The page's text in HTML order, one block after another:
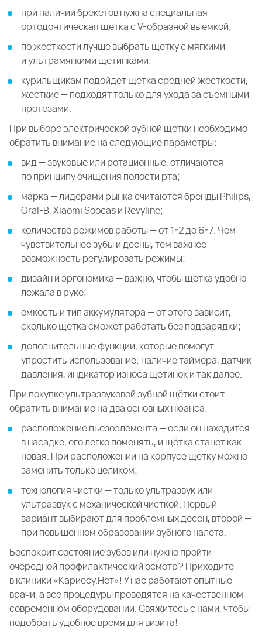
при наличии брекетов нужна специальная
ортодонтическая щётка с V-образной выемкой;
по жёсткости лучше выбрать щётку с мягкими
и ультрамягкими щетинками;
курильщикам подойдёт щётка средней жёсткости,
жёсткие — подходят только для ухода за съёмными
протезами.
При выборе электрической зубной щётки необходимо
обратить внимание на следующие параметры:
вид — звуковые или ротационные, отличаются
по принципу очищения полости рта;
марка — лидерами рынка считаются бренды Philips,
Oral-B, Xiaomi Soocas и Revyline;
количество режимов работы — от 1-2 до 6-7. Чем
чувствительнее зубы и дёсны, тем важнее
возможность регулировать режимы;
дизайн и эргономика — важно, чтобы щётка удобно
лежала в руке;
ёмкость и тип аккумулятора — от этого зависит,
сколько щётка сможет работать без подзарядки;
дополнительные функции, которые помогут
упростить использование: наличие таймера, датчик
давления, индикатор износа щетинок и так далее.
При покупке ультразвуковой зубной щётки стоит
обратить внимание на два основных нюанса:
расположение пьезоэлемента — если он находится
в насадке, его легко поменять, и щётка станет как
новая. При расположении на корпусе щётку можно
заменить только целиком;
технология чистки — только ультразвук или
ультразвук с механической чисткой. Первый
вариант выбирают для проблемных дёсен, второй —
при повышенном образовании зубного налёта.
Беспокоит состояние зубов или нужно пройти
очередной профилактический осмотр? Приходите
в клиники «Кариесу.Нет»! У нас работают опытные
врачи, а все процедуры проводятся на качественном
современном оборудовании. Свяжитесь с нами, чтобы
подобрать удобное время для визита!